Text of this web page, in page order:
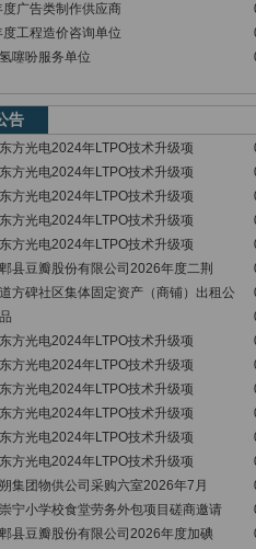
广告类制作供应商
工程造价咨询单位
噻吩服务单位
告
方光电2024年LTPO技术升级项
方光电2024年LTPO技术升级项
方光电2024年LTPO技术升级项
方光电2024年LTPO技术升级项
方光电2024年LTPO技术升级项
县豆瓣股份有限公司2026年度二荆
方碑社区集体固定资产（商铺）出租公
方光电2024年LTPO技术升级项
方光电2024年LTPO技术升级项
方光电2024年LTPO技术升级项
方光电2024年LTPO技术升级项
方光电2024年LTPO技术升级项
方光电2024年LTPO技术升级项
集团物供公司采购六室2026年7月
宁小学校食堂劳务外包项目磋商邀请
县豆瓣股份有限公司2026年度加碘